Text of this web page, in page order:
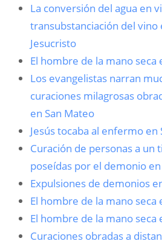
La conversión del agua en
transubstanciación del vino
Jesucristo
El hombre de la mano seca
Los evangelistas narran
curaciones milagrosas
en San Mateo
Jesús tocaba al enfermo en
Curación de personas a un
poseídas por el demonio
Expulsiones de demonios
El hombre de la mano seca
El hombre de la mano seca
Curaciones obradas a